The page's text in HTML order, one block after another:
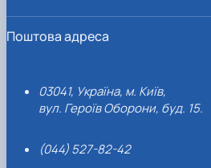
Поштова адреса
03041, Україна, м. Київ,
вул. Героїв Оборони, буд. 15.
(044) 527-82-42